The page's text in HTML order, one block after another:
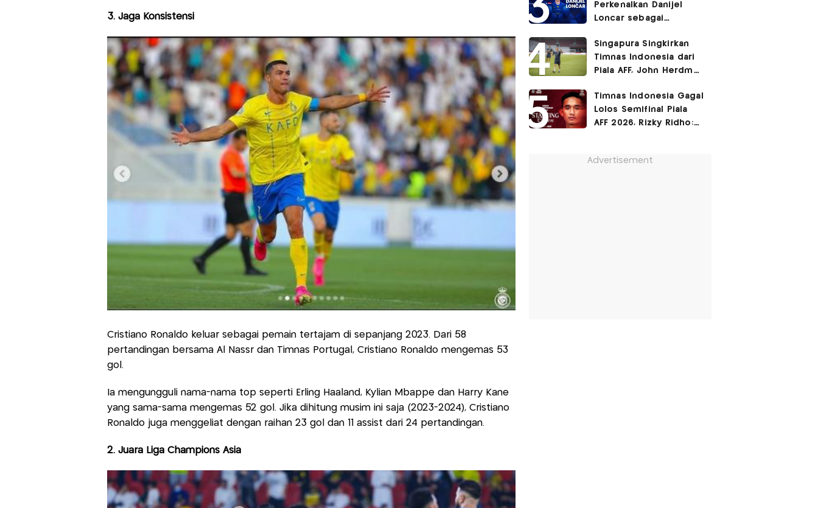
3. Jaga Konsistensi
Cristiano Ronaldo keluar sebagai pemain tertajam di sepanjang 2023. Dari 58
pertandingan bersama Al Nassr dan Timnas Portugal, Cristiano Ronaldo mengemas 53
gol.
Ia mengungguli nama-nama top seperti Erling Haaland, Kylian Mbappe dan Harry Kane
yang sama-sama mengemas 52 gol. Jika dihitung musim ini saja (2023-2024), Cristiano
Ronaldo juga menggeliat dengan raihan 23 gol dan 11 assist dari 24 pertandingan.
2. Juara Liga Champions Asia
Perkenalkan Danijel
Loncar sebagai
Singapura Singkirkan
Timnas Indonesia dari
Piala AFF, John Herdman
FIFA ASEAN Cup 2026
Timnas Indonesia Gagal
Lolos Semifinal Piala
AFF 2026, Rizky Ridho:
Advertisement